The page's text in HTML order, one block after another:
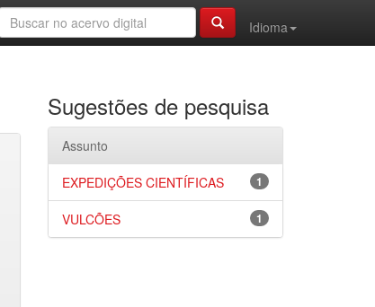
Idioma
Sugestões de pesquisa
Assunto
1
EXPEDIÇÕES CIENTÍFICAS
1
VULCÕES